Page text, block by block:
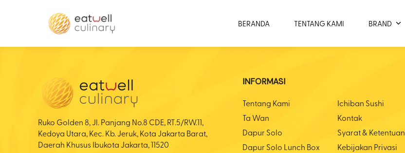
BERANDA TENTANG KAMI BRAND
Ruko Golden 8, Jl. Panjang No.8 CDE, RT.5/RW.11,
Kedoya Utara, Kec. Kb. Jeruk, Kota Jakarta Barat,
Daerah Khusus Ibukota Jakarta, 11520
INFORMASI
Tentang Kami
Ichiban Sushi
Ta Wan
Kontak
Dapur Solo
Syarat & Ketentuan
Dapur Solo Lunch Box
Kebijakan Privasi